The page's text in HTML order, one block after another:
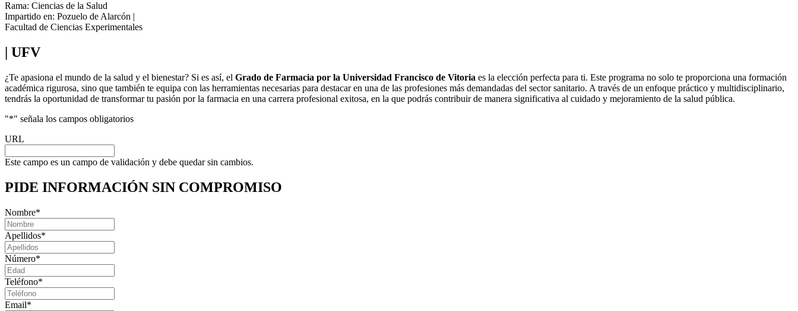
Rama: Ciencias de la Salud
Impartido en: Pozuelo de Alarcón |
Facultad de Ciencias Experimentales
| UFV
¿Te apasiona el mundo de la salud y el bienestar? Si es así, el Grado de Farmacia por la Universidad Francisco de Vitoria es la elección perfecta para ti. Este programa no solo te proporciona una formación
académica rigurosa, sino que también te equipa con las herramientas necesarias para destacar en una de las profesiones más demandadas del sector sanitario. A través de un enfoque práctico y multidisciplinario,
tendrás la oportunidad de transformar tu pasión por la farmacia en una carrera profesional exitosa, en la que podrás contribuir de manera significativa al cuidado y mejoramiento de la salud pública.
"*" señala los campos obligatorios
URL
Este campo es un campo de validación y debe quedar sin cambios.
PIDE INFORMACIÓN SIN COMPROMISO
Nombre*
Apellidos*
Número*
Teléfono*
Email*